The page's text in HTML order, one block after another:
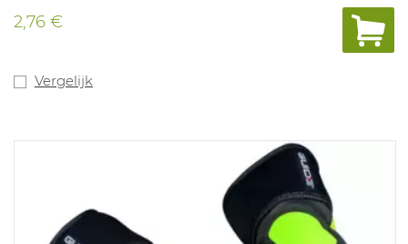
2,76 €
Vergelijk